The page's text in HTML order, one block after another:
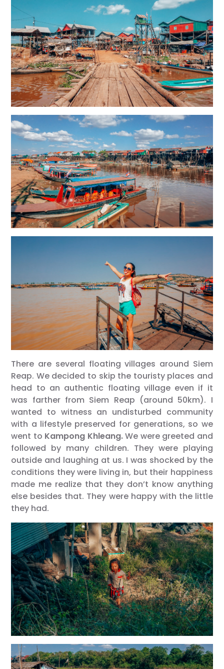
There are several floating villages around Siem
Reap. We decided to skip the touristy places and
head to an authentic floating village even if it
was farther from Siem Reap (around 50km). I
wanted to witness an undisturbed community
with a lifestyle preserved for generations, so we
went to Kampong Khleang.We were greeted and
followed by many children. They were playing
outside and laughing at us. I was shocked by the
conditions they were living in, but their happiness
made me realize that they don’t know anything
else besides that. They were happy with the little
they had.